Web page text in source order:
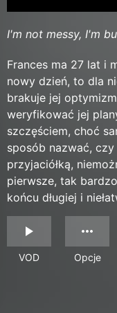
I'm not messy, I'm
Frances ma 27 lat i
nowy dzień, to dla
brakuje jej
weryfikować jej
szczęściem, choć
sposób nazwać,
przyjaciółką,
pierwsze, tak
końcu długiej i
VOD Opcje